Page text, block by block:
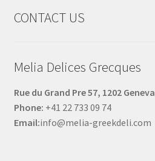
CONTACT US
Melia Delices Grecques
Rue du Grand Pre 57, 1202 Geneva
Phone: +41 22 733 09 74
Email:info@melia-greekdeli.com